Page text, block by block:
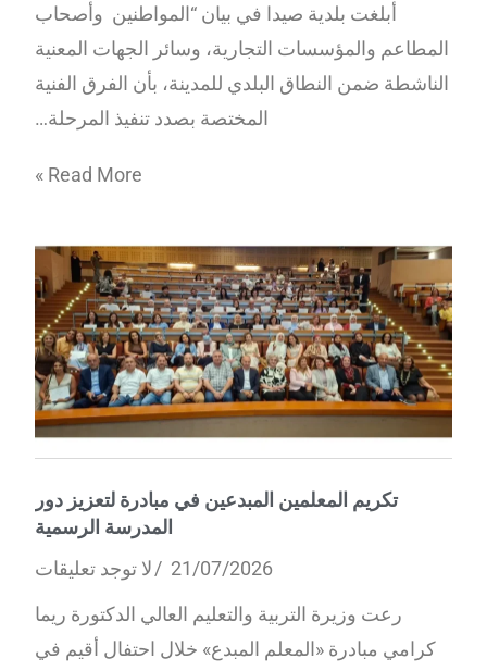
أبلغت بلدية صيدا في بيان “المواطنين وأصحاب
المطاعم والمؤسسات التجارية، وسائر الجهات المعنية
الناشطة ضمن النطاق البلدي للمدينة، بأن الفرق الفنية
المختصة بصدد تنفيذ المرحلة…
Read More »
تكريم المعلمين المبدعين في مبادرة لتعزيز دور
المدرسة الرسمية
21/07/2026
لا توجد تعليقات
رعت وزيرة التربية والتعليم العالي الدكتورة ريما
كرامي مبادرة «المعلم المبدع» خلال احتفال أقيم في